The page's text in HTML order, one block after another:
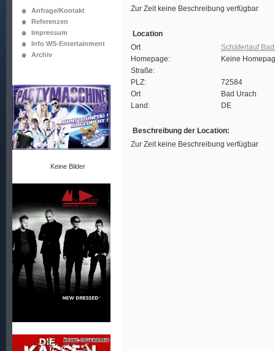
Anfrage/Kontakt
Referenzen
Impressum
Info WS-Entertainment
Archiv
Keine Bilder
Zur Zeit keine Beschreibung verfügbar
Location
Ort
Schäferlauf
Homepage:
Keine
Straße:
PLZ:
72584
Ort
Bad Urach
Land:
DE
Beschreibung der Location:
Zur Zeit keine Beschreibung verfügbar